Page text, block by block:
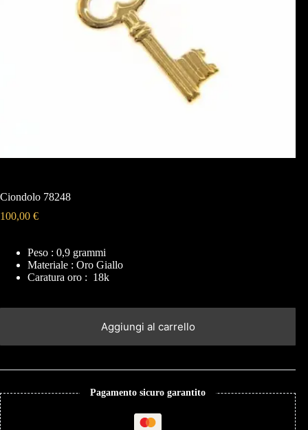
Ciondolo 78248
100,00 €
Peso : 0,9 grammi
Materiale : Oro Giallo
Caratura oro : 18k
Aggiungi al carrello
Pagamento sicuro garantito